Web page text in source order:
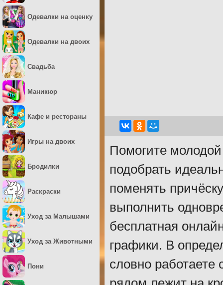
Помогите
подобрать
поменять
выполнить
бесплатная
графики. В
словно
Одевалки на оценку
Одевалки на двоих
Свадьба
Маникюр
Кафе и рестораны
Игры на двоих
Бродилки
Раскраски
Уход за Малышами
Уход за Животными
Пони